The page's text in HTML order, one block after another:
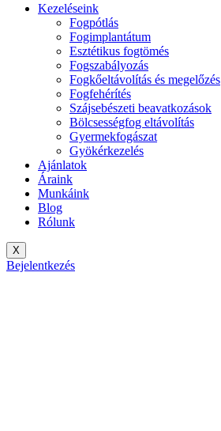
Kezeléseink
Fogpótlás
Fogimplantátum
Esztétikus fogtömés
Fogszabályozás
Fogkőeltávolítás és megelőzés
Fogfehérítés
Szájsebészeti beavatkozások
Bölcsességfog eltávolítás
Gyermekfogászat
Gyökérkezelés
Ajánlatok
Áraink
Munkáink
Blog
Rólunk
X
Bejelentkezés